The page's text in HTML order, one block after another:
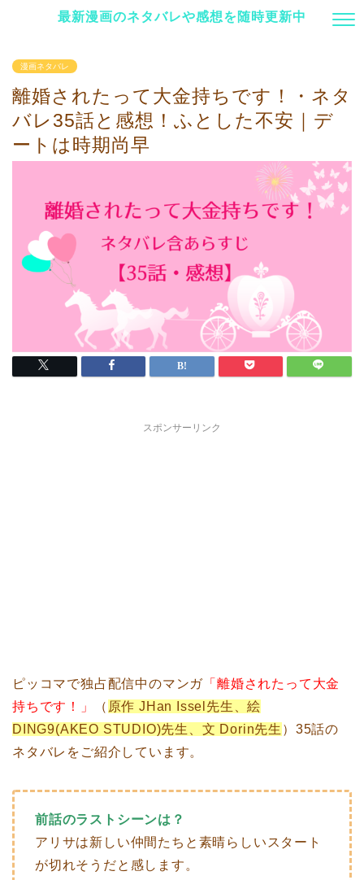
最新漫画のネタバレや感想を随時更新中
漫画ネタバレ
離婚されたって大金持ちです！・ネタ
バレ35話と感想！ふとした不安｜デ
ートは時期尚早
スポンサーリンク
ピッコマで独占配信中のマンガ 「離婚されたって大金
持ちです！」
（ 原作 JHan Issel先生、絵
DING9(AKEO STUDIO)先生、文 Dorin先生 ）35話の
ネタバレをご紹介しています。
前話のラストシーンは？
アリサは新しい仲間たちと素晴らしいスタート
が切れそうだと感します。